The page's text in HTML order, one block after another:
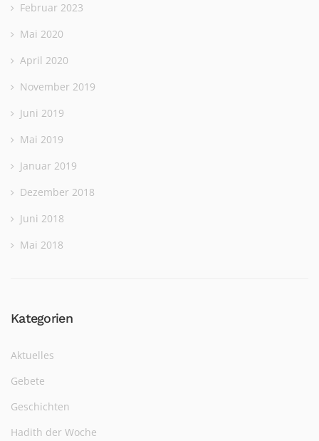
Februar 2023
Mai 2020
April 2020
November 2019
Juni 2019
Mai 2019
Januar 2019
Dezember 2018
Juni 2018
Mai 2018
Kategorien
Aktuelles
Gebete
Geschichten
Hadith der Woche